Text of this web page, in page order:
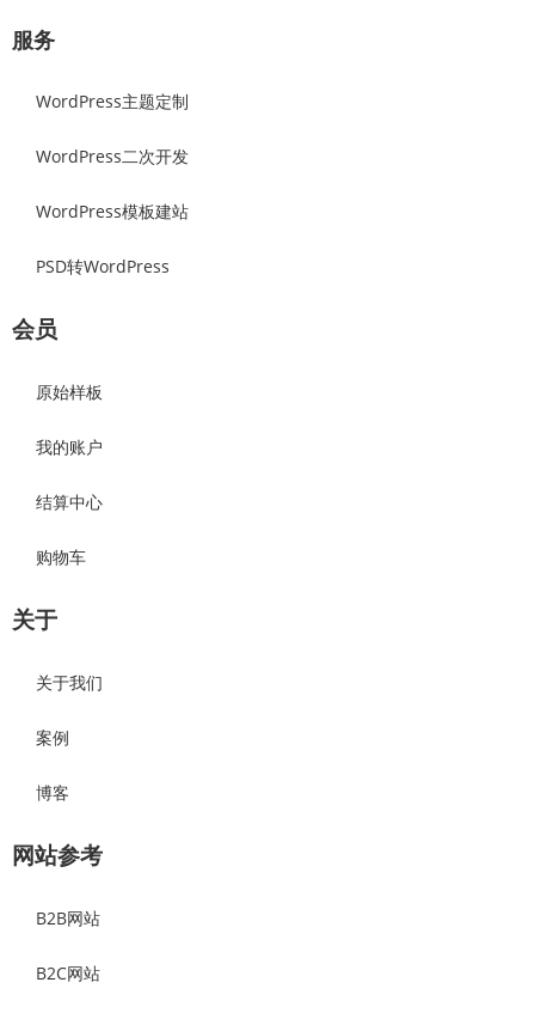
服务
WordPress主题定制
WordPress二次开发
WordPress模板建站
PSD转WordPress
会员
原始样板
我的账户
结算中心
购物车
关于
关于我们
案例
博客
网站参考
B2B网站
B2C网站